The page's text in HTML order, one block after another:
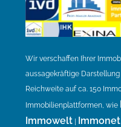
Wir verschaffen Ihrer
aussagekräftige
Reichweite auf ca. 150
Immobilienplattformen, wie
Immowelt Immonet